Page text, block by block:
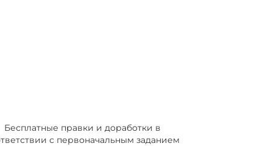
Бесплатные правки и доработки в
с первоначальным заданием